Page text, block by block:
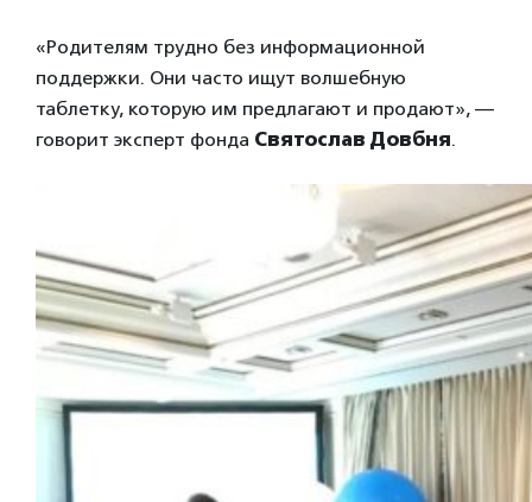
«Родителям трудно без информационной
поддержки. Они часто ищут волшебную
таблетку, которую им предлагают и продают», —
говорит эксперт фонда Святослав Довбня.